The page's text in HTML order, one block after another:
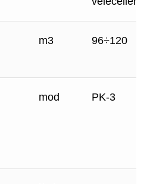
m3 96÷120
mod PK-3